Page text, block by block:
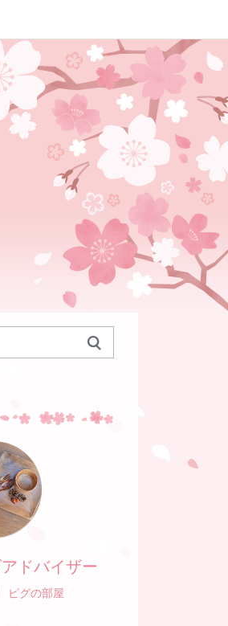
ドバイザー
ピグの部屋